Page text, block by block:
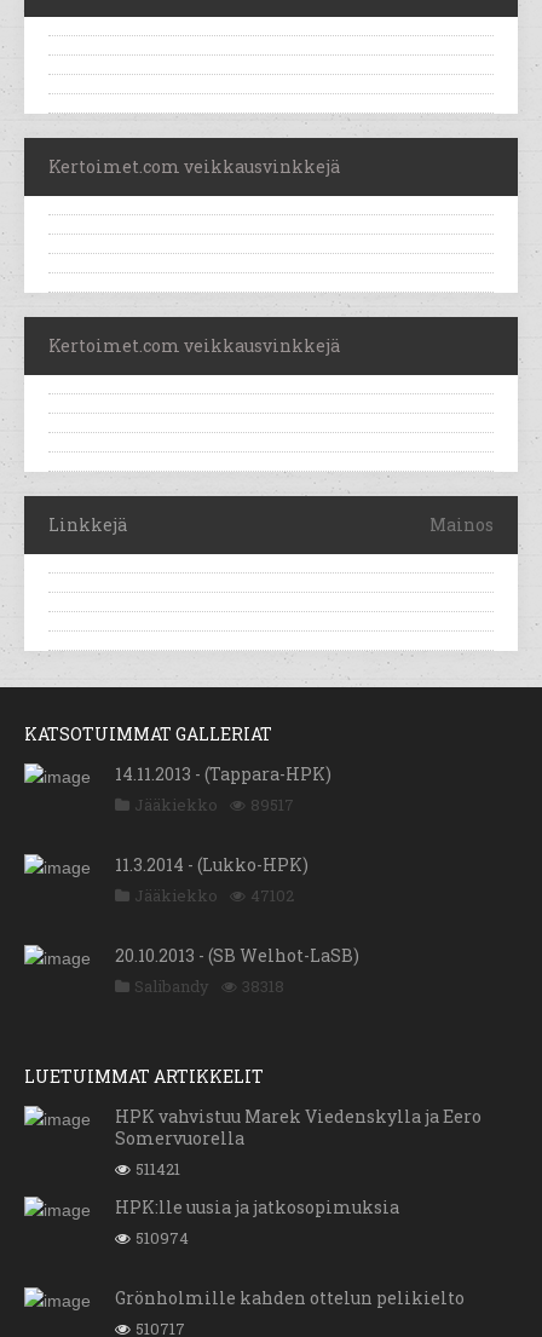
Kertoimet.com veikkausvinkkejä
Kertoimet.com veikkausvinkkejä
Linkkejä Mainos
KATSOTUIMMAT GALLERIAT
14.11.2013 - (Tappara-HPK)
Jääkiekko 89517
11.3.2014 - (Lukko-HPK)
Jääkiekko 47102
20.10.2013 - (SB Welhot-LaSB)
Salibandy 38318
LUETUIMMAT ARTIKKELIT
HPK vahvistuu Marek Viedenskylla ja Eero
Somervuorella
511421
HPK:lle uusia ja jatkosopimuksia
510974
Grönholmille kahden ottelun pelikielto
510717